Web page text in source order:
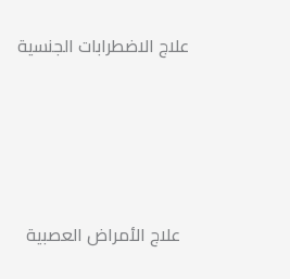
علاج الاضطرابات الجنسية
علاج الأمراض العصبية